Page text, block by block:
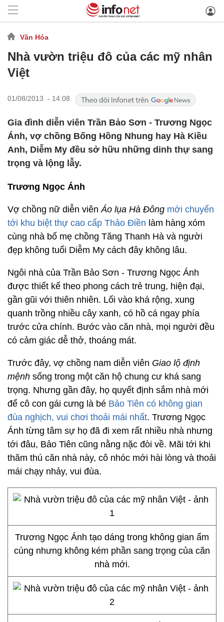
Văn Hóa
Nhà vườn triệu đô của các mỹ nhân
Việt
01/08/2013 - 14:08
Gia đình diễn viên Trần Bảo Sơn - Trương Ngọc
Ánh, vợ chồng Bống Hồng Nhung hay Hà Kiều
Anh, Diễm My đều sở hữu những dinh thự sang
trọng và lộng lẫy.
Trương Ngọc Ánh
Vợ chồng nữ diễn viênÁo lụa Hà Đông mới chuyển
tới khu biệt thự cao cấp Thảo Điền làm hàng xóm
cùng nhà bố mẹ chồng Tăng Thanh Hà và người
đẹp không tuổi Diễm My cách đây không lâu.
Ngôi nhà của Trần Bảo Sơn - Trương Ngọc Ánh
được thiết kế theo phong cách trẻ trung, hiện đại,
gần gũi với thiên nhiên. Lối vào khá rộng, xung
quanh trồng nhiều cây xanh, có hồ cá ngay phía
trước cửa chính. Bước vào căn nhà, mọi người đều
có cảm giác dễ thở, thoáng mát.
Trước đây, vợ chồng nam diễn viên Giao lộ định
mệnh sống trong một căn hộ chung cư khá sang
trọng. Nhưng gần đây, họ quyết định sắm nhà mới
để cô con gái cưng là bé Bảo Tiên có không gian
đùa nghịch, vui chơi thoải mái nhất. Trương Ngọc
Ánh từng tâm sự họ đã đi xem rất nhiều nhà nhưng
tới đâu, Bảo Tiên cũng nằng nặc đòi về. Mãi tới khi
thăm thú căn nhà này, cô nhóc mới hài lòng và thoải
mái chạy nhảy, vui đùa.
Trương Ngọc Ánh tạo dáng trong không gian ấm
cúng nhưng không kém phần sang trọng của căn
nhà mới.